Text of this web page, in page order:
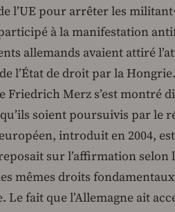
l’UE pour arrêter les
à la manifestation
allemands avaient attiré
l’État de droit par la
Merz s’est montré
soient poursuivis par le
introduit en 2004,
sur l’affirmation selon
mêmes droits
fait que l’Allemagne ait